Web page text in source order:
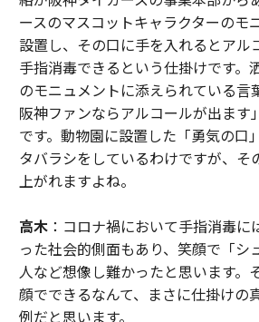
ースのマスコットキャラクターのモ
設置し、その口に手を入れるとアル
手指消毒できるという仕掛けです。
のモニュメントに添えられている言
阪神ファンならアルコールが出ます
です。動物園に設置した「勇気の口
タバラシをしているわけですが、そ
上がれますよね。
高木：コロナ禍において手指消毒に
った社会的側面もあり、笑顔で「シ
人など想像し難かったと思います。
顔でできるなんて、まさに仕掛けの
例だと思います。